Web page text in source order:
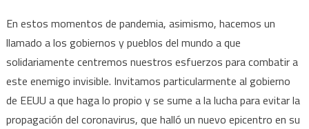
En estos momentos de pandemia, asimismo, hacemos un
llamado a los gobiernos y pueblos del mundo a que
solidariamente centremos nuestros esfuerzos para combatir a
este enemigo invisible. Invitamos particularmente al gobierno
de EEUU a que haga lo propio y se sume a la lucha para evitar la
propagación del coronavirus, que halló un nuevo epicentro en su